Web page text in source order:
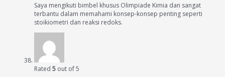
Saya mengikuti bimbel khusus Olimpiade Kimia dan sangat
terbantu dalam memahami konsep-konsep penting seperti
stoikiometri dan reaksi redoks.
Rated 5 out of 5